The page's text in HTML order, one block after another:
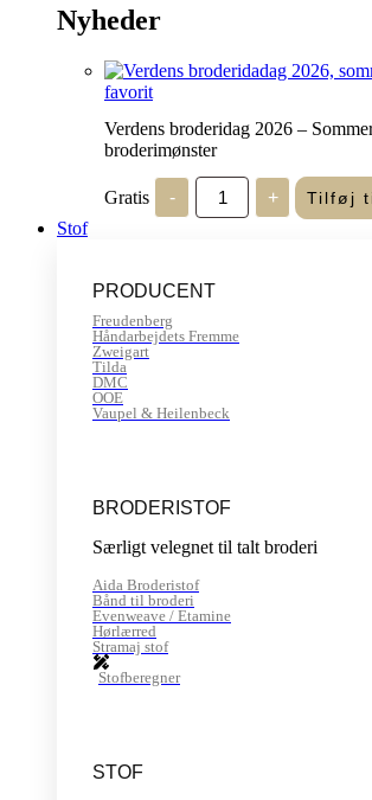
Nyheder
favorit
Verdens broderidag 2026 –
broderimønster
Gratis -
Verdens
broderidag
2026
Tille's
gratis
antal
+ Tilføj
Stof
PRODUCENT
Freudenberg
Håndarbejdets Fremme
Zweigart
Tilda
DMC
OOE
Vaupel & Heilenbeck
BRODERISTOF
Særligt velegnet til talt broderi
Aida Broderistof
Bånd til broderi
Evenweave / Etamine
Hørlærred
Stramaj stof
Stofberegner
STOF